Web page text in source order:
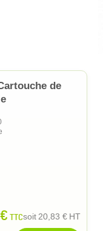
de
TTCsoit20,83 € HT